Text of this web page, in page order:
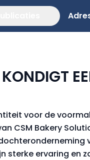
voor de
CSM Bakery
sterke ervaring en